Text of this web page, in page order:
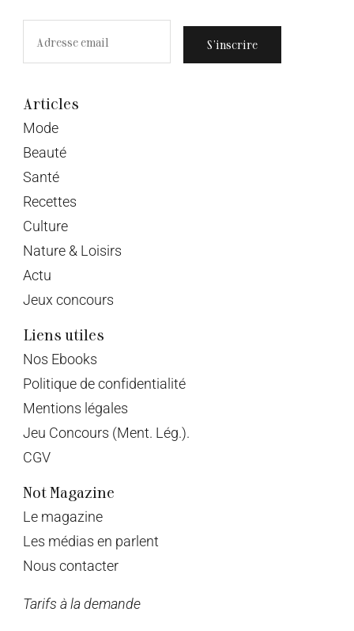
S’inscrire
Articles
Mode
Beauté
Santé
Recettes
Culture
Nature & Loisirs
Actu
Jeux concours
Liens utiles
Nos Ebooks
Politique de confidentialité
Mentions légales
Jeu Concours (Ment. Lég.).
CGV
Not Magazine
Le magazine
Les médias en parlent
Nous contacter
Tarifs à la demande